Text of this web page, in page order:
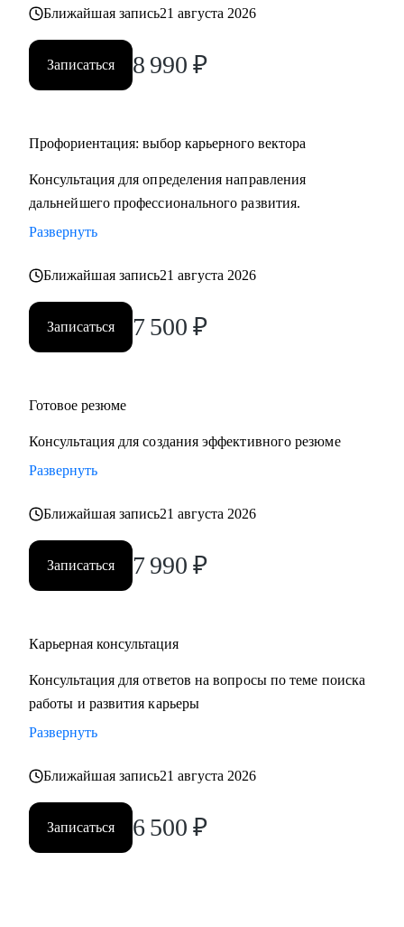
Ближайшая запись21 августа 2026
Записаться 8 990 ₽
Профориентация: выбор карьерного вектора
Консультация для определения направления
дальнейшего профессионального развития.
Развернуть
Ближайшая запись21 августа 2026
Записаться 7 500 ₽
Готовое резюме
Консультация для создания эффективного резюме
Развернуть
Ближайшая запись21 августа 2026
Записаться 7 990 ₽
Карьерная консультация
Консультация для ответов на вопросы по теме поиска
работы и развития карьеры
Развернуть
Ближайшая запись21 августа 2026
Записаться 6 500 ₽